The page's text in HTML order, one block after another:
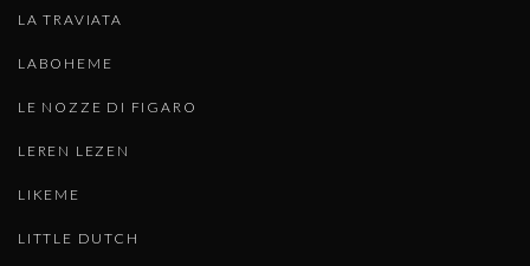
LA TRAVIATA
LABOHEME
LE NOZZE DI FIGARO
LEREN LEZEN
LIKEME
LITTLE DUTCH